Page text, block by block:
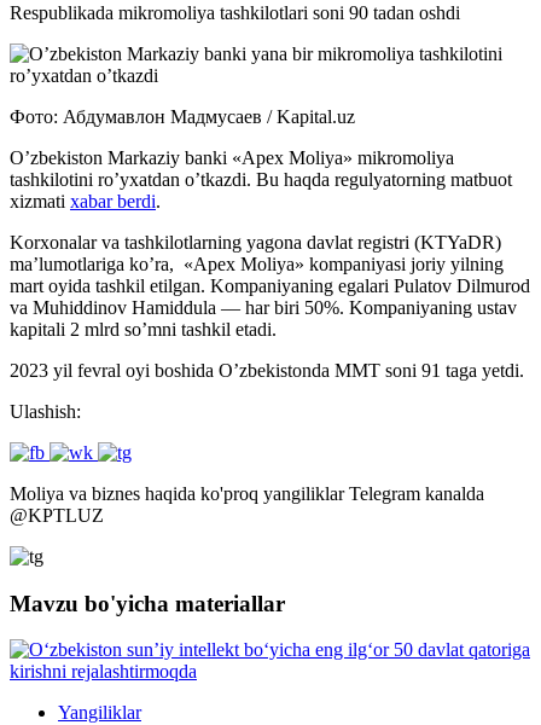
Respublikada mikromoliya tashkilotlari soni 90 tadan oshdi
Фото: Абдумавлон Мадмусаев / Kapital.uz
O’zbekiston Markaziy banki «Apex Moliya» mikromoliya
tashkilotini ro’yxatdan o’tkazdi. Bu haqda regulyatorning matbuot
xizmati xabar berdi.
Korxonalar va tashkilotlarning yagona davlat registri (KTYaDR)
ma’lumotlariga ko’ra, «Apex Moliya» kompaniyasi joriy yilning
mart oyida tashkil etilgan. Kompaniyaning egalari Pulatov Dilmurod
va Muhiddinov Hamiddula — har biri 50%. Kompaniyaning ustav
kapitali 2 mlrd so’mni tashkil etadi.
2023 yil fevral oyi boshida O’zbekistonda MMT soni 91 taga yetdi.
Ulashish:
Moliya va biznes haqida ko'proq yangiliklar Telegram kanalda
@KPTLUZ
Mavzu bo'yicha materiallar
Yangiliklar